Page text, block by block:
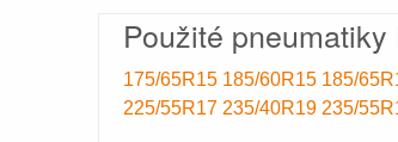
Použité
175/65R15 185/60R15 185/
225/55R17 235/40R19 235/